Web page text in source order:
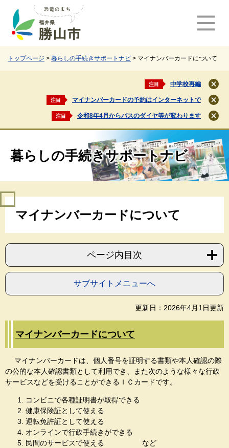
トップページ > 暮らしの手続きサポートナビ > マイナンバーカードについて
注目 中学校再編
閉
じ
る
注目 マイナンバーカードの予約はインターネットで
閉
じ
る
注目 令和8年4月からバスのダイヤ等が変わります
閉
じ
る
暮らしの手続きサポートナビ
マイナンバーカードについて
ページ内目次
サブサイトメニューへ
更新日：2026年4月1日更新
マイナンバーカードについて
マイナンバーカードは、個人番号を証明する書類や本人確認の際
の公的な本人確認書類として利用でき、また次のような様々な行政
サービスなどを受けることができるＩＣカードです。
コンビニで各種証明書が取得できる
健康保険証として使える
運転免許証として使える
オンラインで行政手続きができる
民間のサービスで使える など